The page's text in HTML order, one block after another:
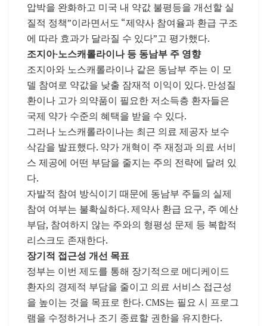
압박을 완화하고 미국 내 약값 불평등을 개선할 실
질적 정책”이라면서도 “제약사 참여율과 환급 구조
에 따라 효과가 달라질 수 있다”고 평가했다.
조지아·노스캐롤라이나 등 동남부 주 영향
조지아와 노스캐롤라이나 같은 동남부 주는 이 모
델 참여로 약값을 낮출 잠재적 이익이 있다. 만성질
환이나 고가 의약품이 필요한 저소득층 환자들은
국제 약가 수준의 혜택을 받을 수 있다.
그러나 노스캐롤라이나는 최근 의료 제공자 보수
삭감을 발표했다. 약가 개혁이 주 재정과 의료 서비
스 제공에 어떤 부담을 줄지는 주의 전략에 달려 있
다.
자발적 참여 방식이기 때문에 동남부 주들의 실제
참여 여부는 불확실하다. 제약사 환급 요구, 주 예산
부담, 참여하지 않는 주와의 형평성 문제 등 복합적
리스크도 존재한다.
장기적 접근성 개선 목표
정부는 이번 제도를 통해 장기적으로 메디케이드
환자의 경제적 부담을 줄이고 의료 서비스 접근성
을 높이는 것을 목표로 한다. CMS는 필요 시 프로그
램을 수정하거나 조기 종료할 권한을 유지한다.